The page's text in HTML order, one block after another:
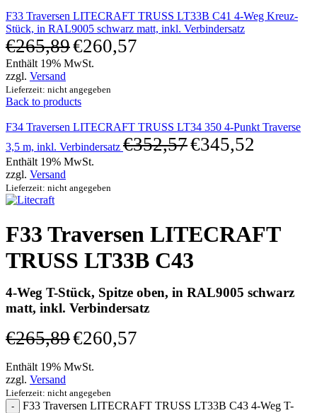
F33 Traversen LITECRAFT TRUSS LT33B C41 4-Weg Kreuz-
Stück, in RAL9005 schwarz matt, inkl. Verbindersatz
€265,89€260,57
Enthält 19% MwSt.
zzgl. Versand
Lieferzeit: nicht angegeben
Back to products
F34 Traversen LITECRAFT TRUSS LT34 350 4-Punkt Traverse
3,5 m, inkl. Verbindersatz €352,57€345,52
Enthält 19% MwSt.
zzgl. Versand
Lieferzeit: nicht angegeben
F33 Traversen LITECRAFT
TRUSS LT33B C43
4-Weg T-Stück, Spitze oben, in RAL9005 schwarz
matt, inkl. Verbindersatz
€265,89€260,57
Enthält 19% MwSt.
zzgl. Versand
Lieferzeit: nicht angegeben
F33 Traversen LITECRAFT TRUSS LT33B C43 4-Weg T-